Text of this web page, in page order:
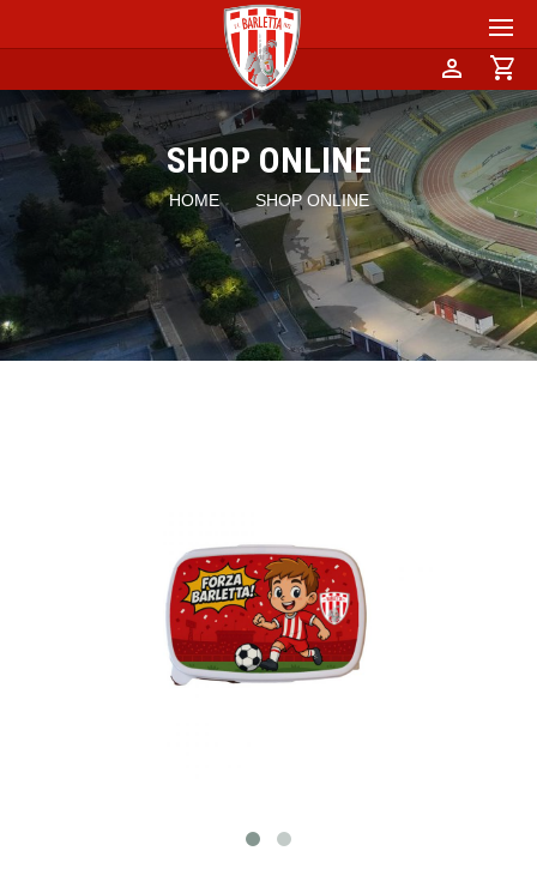
person shopping_cart
SHOP ONLINE
HOME SHOP ONLINE